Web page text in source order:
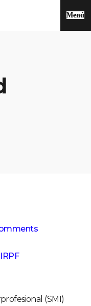
Menú
(SMI)